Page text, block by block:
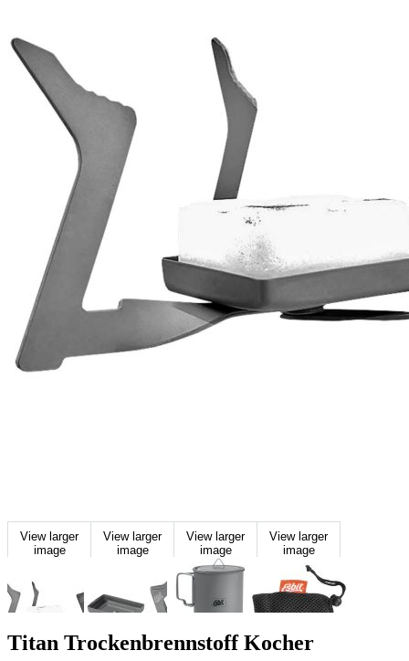
View larger
image
View larger
image
View larger
image
View larger
image
Titan Trockenbrennstoff Kocher